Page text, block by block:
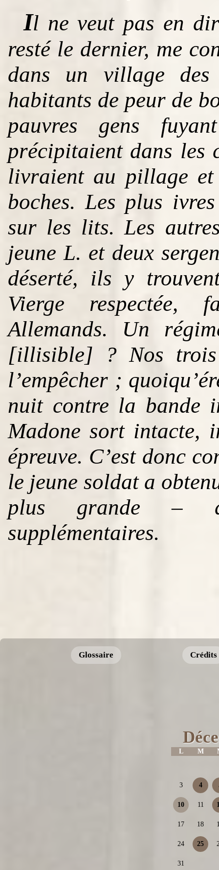
Il ne veut pas en
resté le dernier, me
dans un village des
habitants de peur de
pauvres gens
précipitaient dans les
livraient au pillage et
boches. Les plus
sur les lits. Les
jeune L. et deux
déserté, ils y
Vierge respectée,
Allemands. Un
[illisible] ? Nos trois
l’empêcher ;
nuit contre la bande
Madone sort intacte,
épreuve. C’est donc
le jeune soldat a
plus grande –
supplémentaires.
Glossaire Crédits
L M
3 4
10 11
17 18
24 25
31